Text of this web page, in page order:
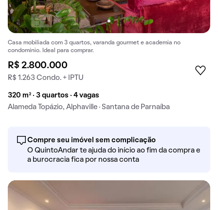
Casa mobiliada com 3 quartos, varanda gourmet e academia no
condomínio. Ideal para comprar.
R$ 2.800.000
R$ 1.263 Condo. + IPTU
320 m² · 3 quartos · 4 vagas
Alameda Topázio, Alphaville · Santana de Parnaíba
Compre seu imóvel sem complicação
O QuintoAndar te ajuda do início ao fim da compra e
a burocracia fica por nossa conta